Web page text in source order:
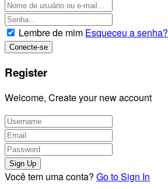
Lembre de mim Esqueceu a senha?
Register
Welcome, Create your new account
Você tem uma conta? Go to Sign In